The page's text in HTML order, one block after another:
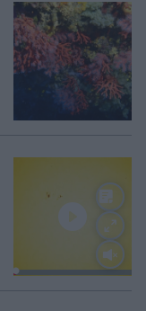
Loaded: